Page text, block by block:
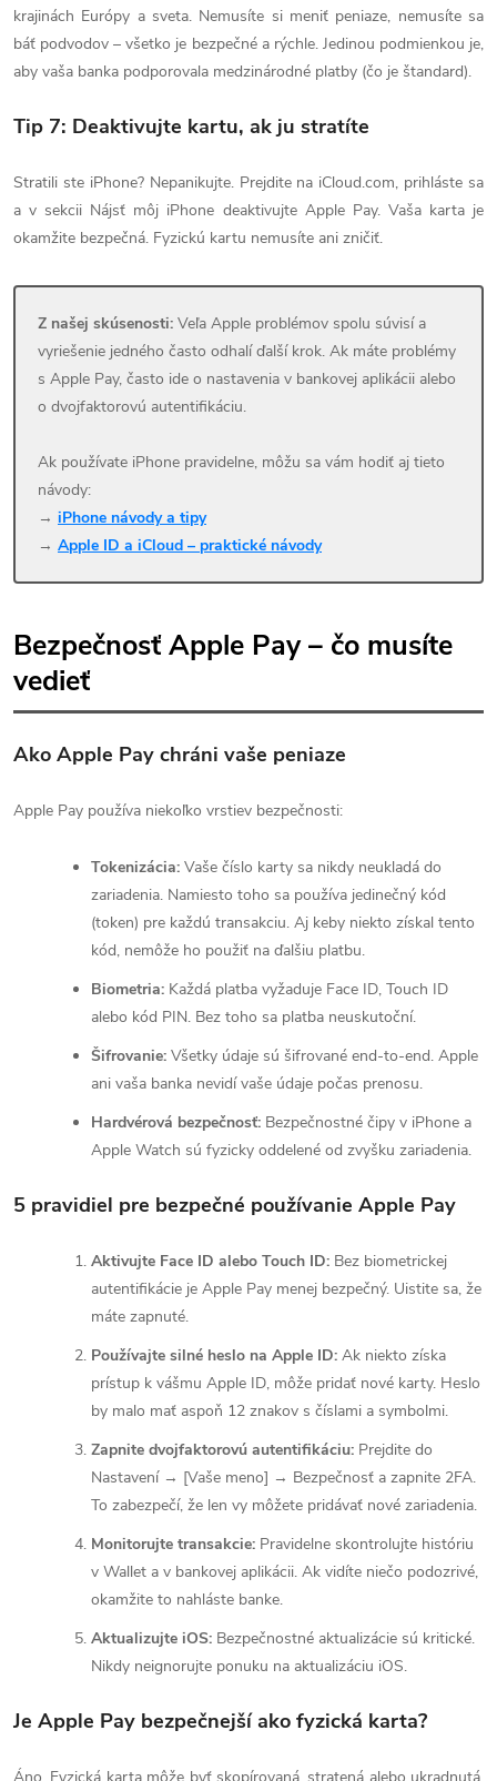
krajinách Európy a sveta. Nemusíte si meniť peniaze, nemusíte sa
báť podvodov – všetko je bezpečné a rýchle. Jedinou podmienkou je,
aby vaša banka podporovala medzinárodné platby (čo je štandard).
Tip 7: Deaktivujte kartu, ak ju stratíte
Stratili ste iPhone? Nepanikujte. Prejdite na iCloud.com, prihláste sa
a v sekcii Nájsť môj iPhone deaktivujte Apple Pay. Vaša karta je
okamžite bezpečná. Fyzickú kartu nemusíte ani zničiť.
Z našej skúsenosti: Veľa Apple problémov spolu súvisí a
vyriešenie jedného často odhalí ďalší krok. Ak máte problémy
s Apple Pay, často ide o nastavenia v bankovej aplikácii alebo
o dvojfaktorovú autentifikáciu.
Ak používate iPhone pravidelne, môžu sa vám hodiť aj tieto
návody:
→ iPhone návody a tipy
→ Apple ID a iCloud – praktické návody
Bezpečnosť Apple Pay – čo musíte
vedieť
Ako Apple Pay chráni vaše peniaze
Apple Pay používa niekoľko vrstiev bezpečnosti:
Tokenizácia: Vaše číslo karty sa nikdy neukladá do
zariadenia. Namiesto toho sa používa jedinečný kód
(token) pre každú transakciu. Aj keby niekto získal tento
kód, nemôže ho použiť na ďalšiu platbu.
Biometria: Každá platba vyžaduje Face ID, Touch ID
alebo kód PIN. Bez toho sa platba neuskutoční.
Šifrovanie: Všetky údaje sú šifrované end-to-end. Apple
ani vaša banka nevidí vaše údaje počas prenosu.
Hardvérová bezpečnosť: Bezpečnostné čipy v iPhone a
Apple Watch sú fyzicky oddelené od zvyšku zariadenia.
5 pravidiel pre bezpečné používanie Apple Pay
Aktivujte Face ID alebo Touch ID: Bez biometrickej
autentifikácie je Apple Pay menej bezpečný. Uistite sa, že
máte zapnuté.
Používajte silné heslo na Apple ID: Ak niekto získa
prístup k vášmu Apple ID, môže pridať nové karty. Heslo
by malo mať aspoň 12 znakov s číslami a symbolmi.
Zapnite dvojfaktorovú autentifikáciu: Prejdite do
Nastavení → [Vaše meno] → Bezpečnosť a zapnite 2FA.
To zabezpečí, že len vy môžete pridávať nové zariadenia.
Monitorujte transakcie: Pravidelne skontrolujte históriu
v Wallet a v bankovej aplikácii. Ak vidíte niečo podozrivé,
okamžite to nahláste banke.
Aktualizujte iOS: Bezpečnostné aktualizácie sú kritické.
Nikdy neignorujte ponuku na aktualizáciu iOS.
Je Apple Pay bezpečnejší ako fyzická karta?
Áno. Fyzická karta môže byť skopírovaná, stratená alebo ukradnutá.